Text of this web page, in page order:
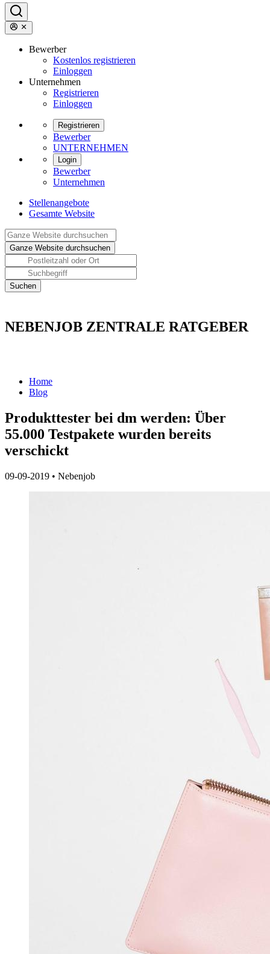
Bewerber
Kostenlos registrieren
Einloggen
Unternehmen
Registrieren
Einloggen
Registrieren
Bewerber
UNTERNEHMEN
Login
Bewerber
Unternehmen
Stellenangebote
Gesamte Website
NEBENJOB ZENTRALE RATGEBER
Home
Blog
Produkttester bei dm werden: Über
55.000 Testpakete wurden bereits
verschickt
09-09-2019 • Nebenjob